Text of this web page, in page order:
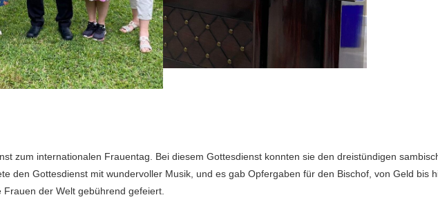
zum internationalen Frauentag. Bei diesem Gottesdienst konnten sie den dreistündigen
den Gottesdienst mit wundervoller Musik, und es gab Opfergaben für den Bischof, von Geld bis
der Welt gebührend gefeiert.